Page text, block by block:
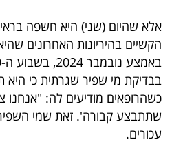
TOP-
5
המילון
הכלכלי
פודקאסט
אלא שהיום (שני) היא חשפה
הקשיים בהיריונות האחרונים
בבדיקת מי שפיר שגרתית כי
כשהרופאים מודיעים לה: "אנחנו
שתתבצע קבורה'. זאת שמי השפיר
עכורים.